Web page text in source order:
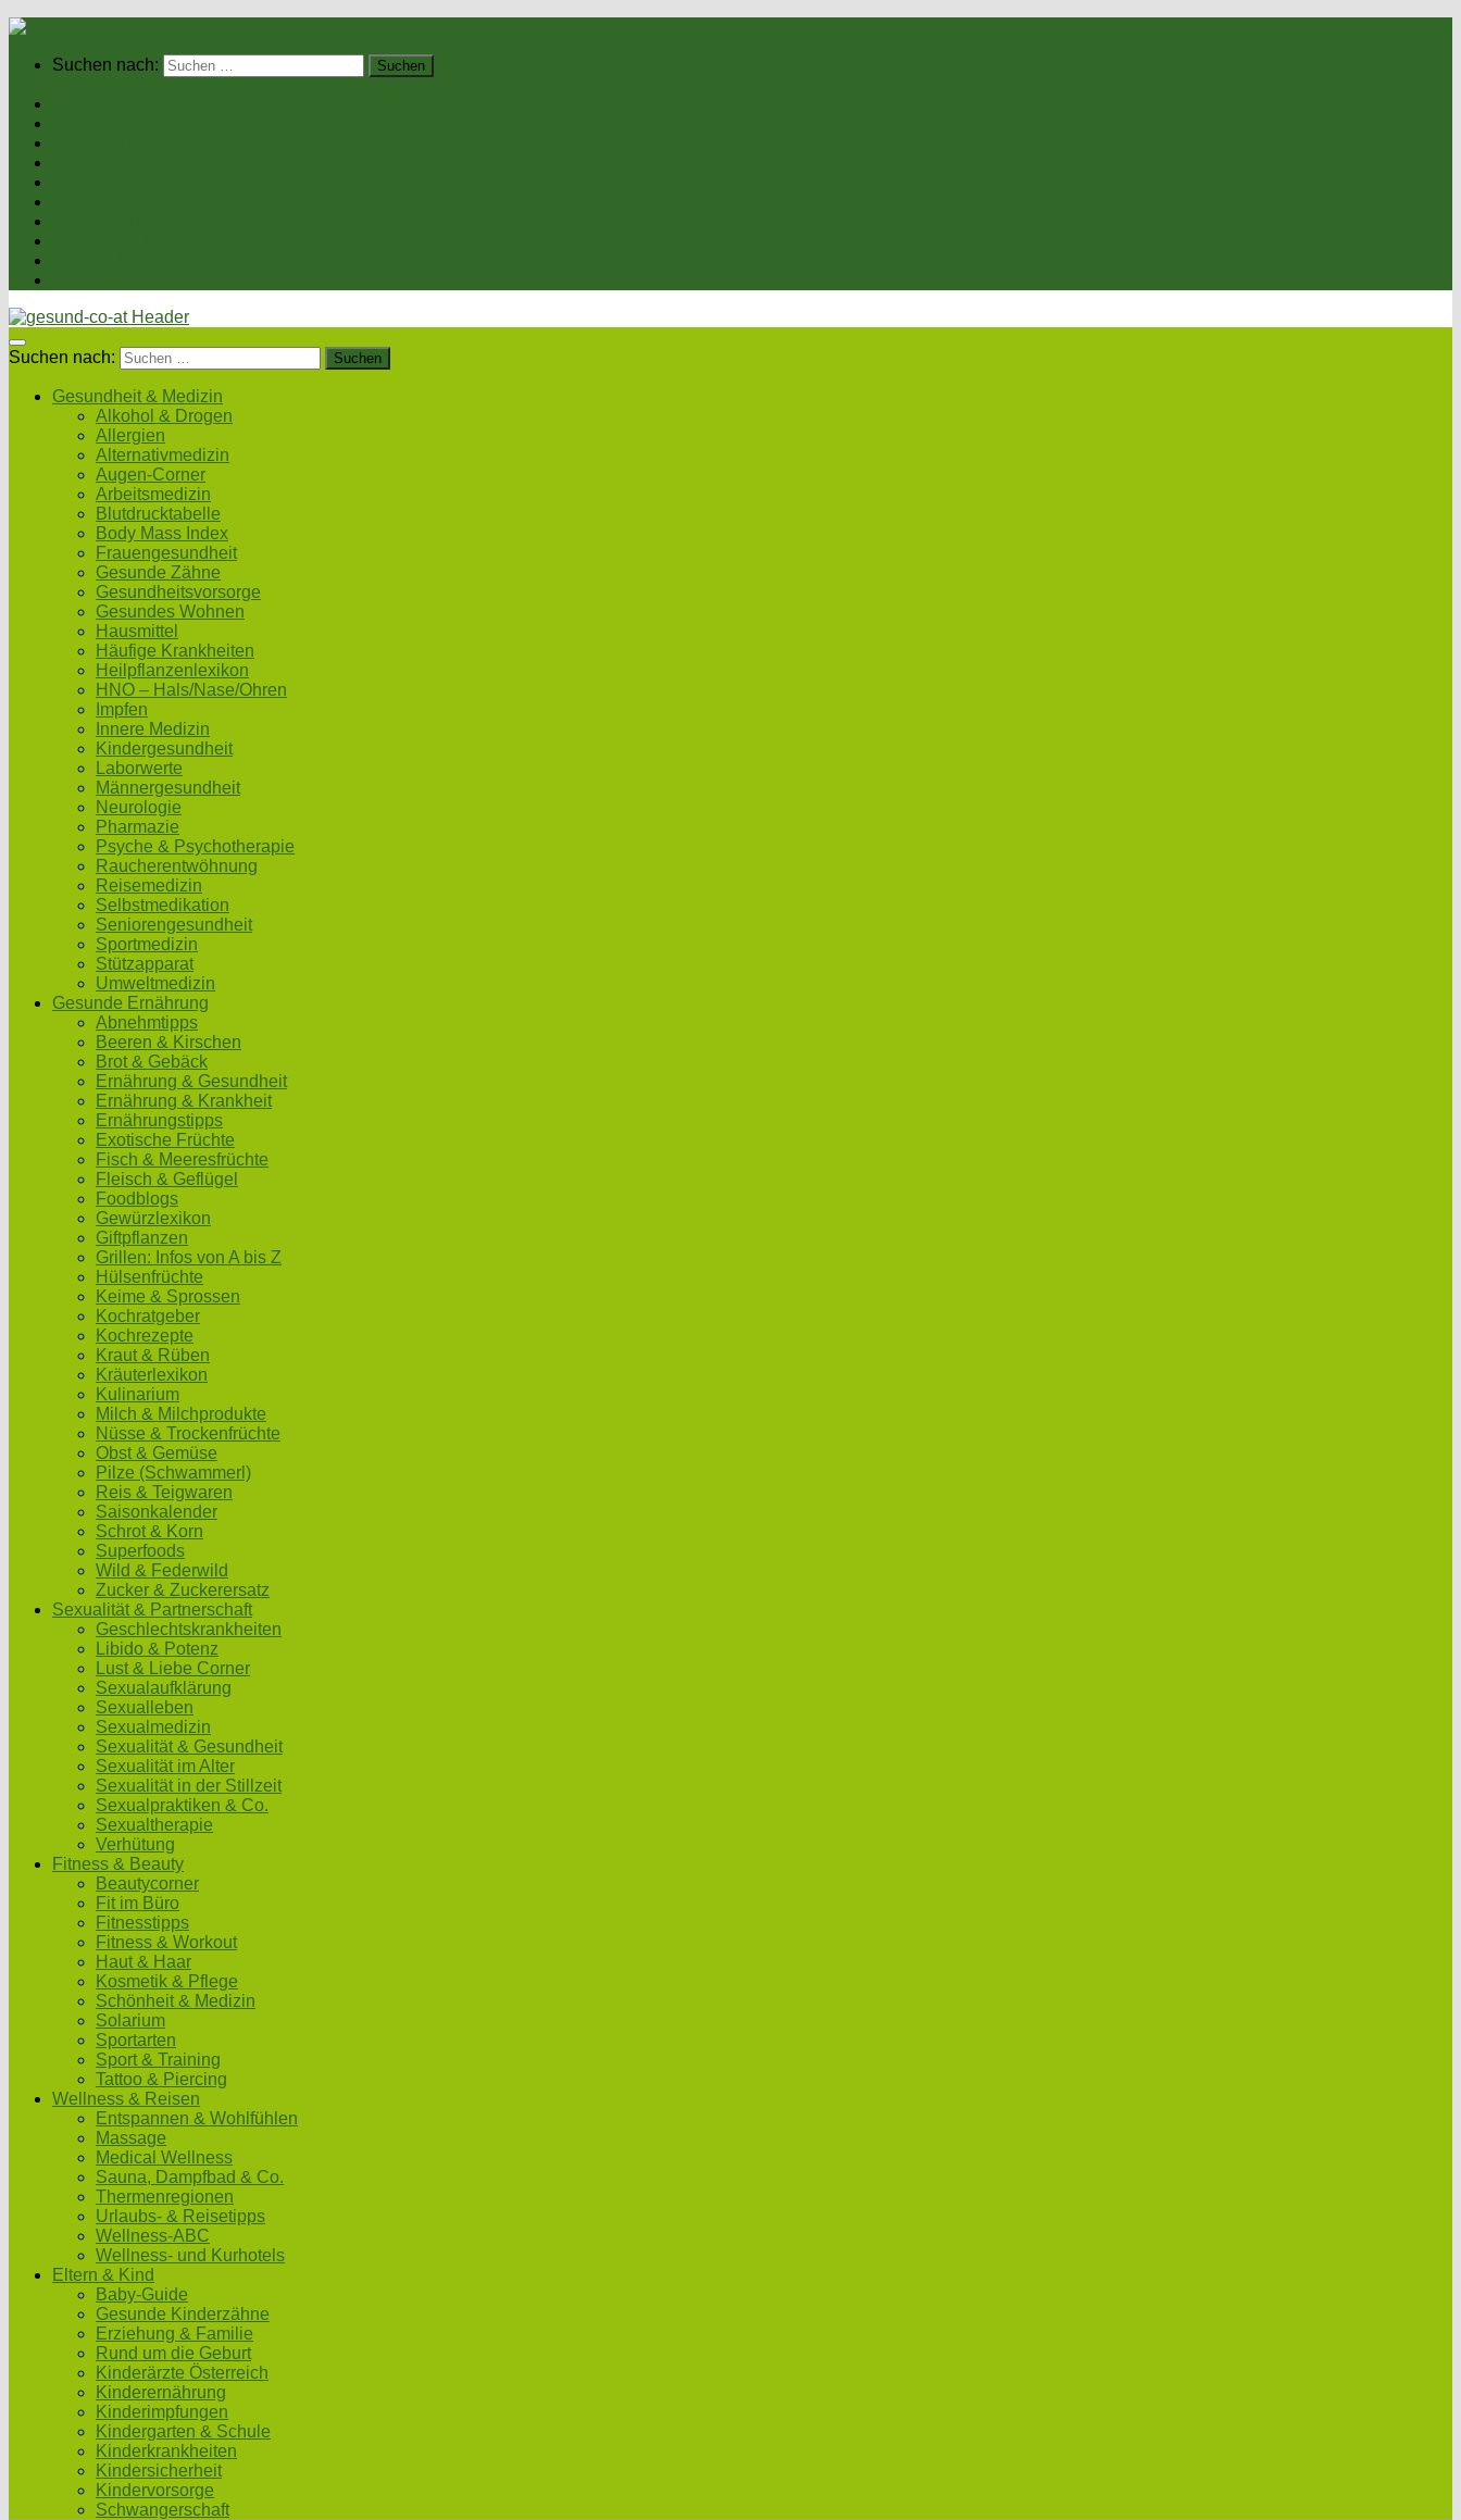
Suchen nach:
Suchen nach:
Gesundheit & Medizin
Alkohol & Drogen
Allergien
Alternativmedizin
Augen-Corner
Arbeitsmedizin
Blutdrucktabelle
Body Mass Index
Frauengesundheit
Gesunde Zähne
Gesundheitsvorsorge
Gesundes Wohnen
Hausmittel
Häufige Krankheiten
Heilpflanzenlexikon
HNO – Hals/Nase/Ohren
Impfen
Innere Medizin
Kindergesundheit
Laborwerte
Männergesundheit
Neurologie
Pharmazie
Psyche & Psychotherapie
Raucherentwöhnung
Reisemedizin
Selbstmedikation
Seniorengesundheit
Sportmedizin
Stützapparat
Umweltmedizin
Gesunde Ernährung
Abnehmtipps
Beeren & Kirschen
Brot & Gebäck
Ernährung & Gesundheit
Ernährung & Krankheit
Ernährungstipps
Exotische Früchte
Fisch & Meeresfrüchte
Fleisch & Geflügel
Foodblogs
Gewürzlexikon
Giftpflanzen
Grillen: Infos von A bis Z
Hülsenfrüchte
Keime & Sprossen
Kochratgeber
Kochrezepte
Kraut & Rüben
Kräuterlexikon
Kulinarium
Milch & Milchprodukte
Nüsse & Trockenfrüchte
Obst & Gemüse
Pilze (Schwammerl)
Reis & Teigwaren
Saisonkalender
Schrot & Korn
Superfoods
Wild & Federwild
Zucker & Zuckerersatz
Sexualität & Partnerschaft
Geschlechtskrankheiten
Libido & Potenz
Lust & Liebe Corner
Sexualaufklärung
Sexualleben
Sexualmedizin
Sexualität & Gesundheit
Sexualität im Alter
Sexualität in der Stillzeit
Sexualpraktiken & Co.
Sexualtherapie
Verhütung
Fitness & Beauty
Beautycorner
Fit im Büro
Fitnesstipps
Fitness & Workout
Haut & Haar
Kosmetik & Pflege
Schönheit & Medizin
Solarium
Sportarten
Sport & Training
Tattoo & Piercing
Wellness & Reisen
Entspannen & Wohlfühlen
Massage
Medical Wellness
Sauna, Dampfbad & Co.
Thermenregionen
Urlaubs- & Reisetipps
Wellness-ABC
Wellness- und Kurhotels
Eltern & Kind
Baby-Guide
Gesunde Kinderzähne
Erziehung & Familie
Rund um die Geburt
Kinderärzte Österreich
Kinderernährung
Kinderimpfungen
Kindergarten & Schule
Kinderkrankheiten
Kindersicherheit
Kindervorsorge
Schwangerschaft